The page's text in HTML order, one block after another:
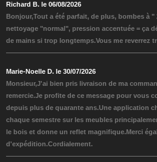
Richard B. le 06/08/2026
Bonjour,Tout a été parfait, de plus, bombes à
nettoyage "normal", pression accentuée = ça
de mains si trop longtemps.Vous me reverrez
Marie-Noelle D. le 30/07/2026
Monsieur,J'ai bien pris livraison de ma
remercie.Je profite de ce message pour vous
depuis plus de quarante ans.Une application
chaque semestre sur les meubles
le bois et donne un reflet magnifique.Merci
d'expédition.Cordialement.